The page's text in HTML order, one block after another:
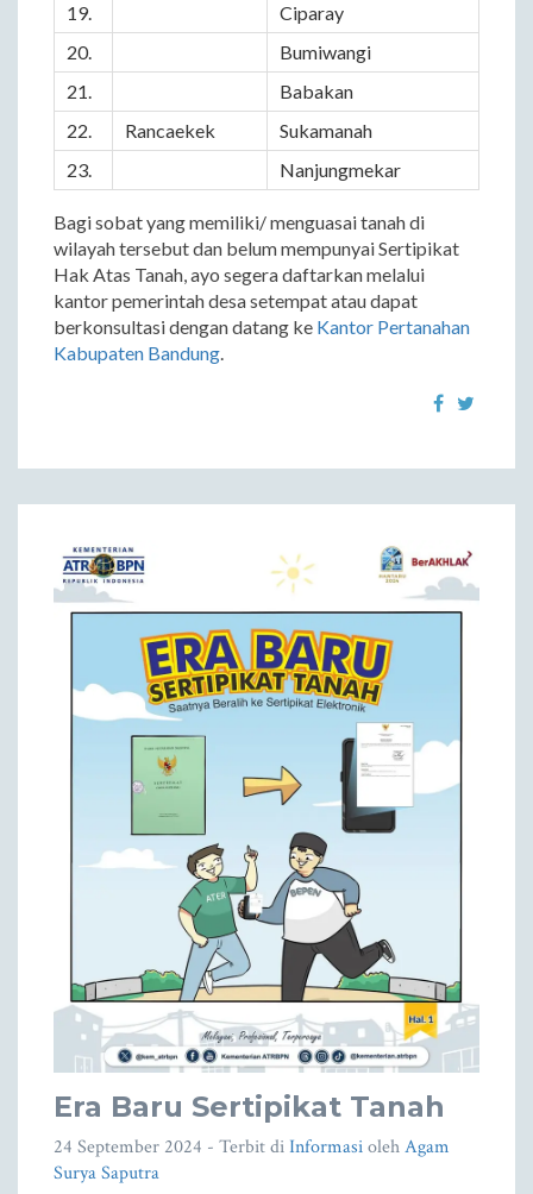
19.
Ciparay
20.
Bumiwangi
21.
Babakan
22.
Rancaekek
Sukamanah
23.
Nanjungmekar
Bagi sobat yang memiliki/ menguasai tanah di
wilayah tersebut dan belum mempunyai Sertipikat
Hak Atas Tanah, ayo segera daftarkan melalui
kantor pemerintah desa setempat atau dapat
berkonsultasi dengan datang ke Kantor Pertanahan
Kabupaten Bandung.
Era Baru Sertipikat Tanah
24 September 2024 - Terbit diInformasiolehAgam
Surya Saputra